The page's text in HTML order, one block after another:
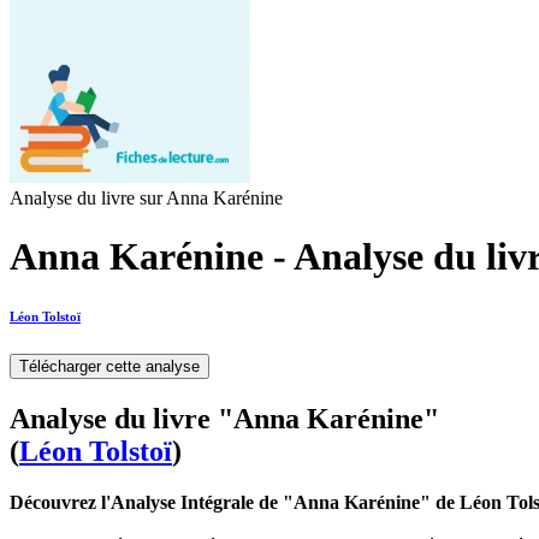
Analyse du livre sur Anna Karénine
Anna Karénine - Analyse du
Léon Tolstoï
Télécharger cette analyse
Analyse du livre "Anna Karénine"
(Léon Tolstoï)
Découvrez l'Analyse Intégrale de "Anna Karénine" de Léon